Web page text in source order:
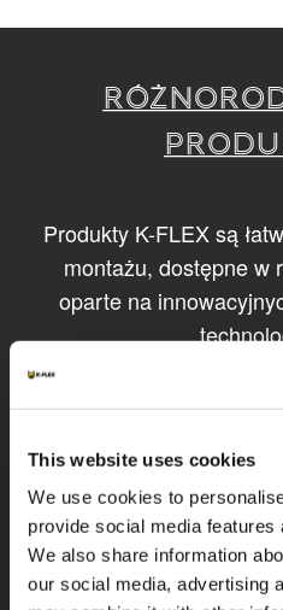
This website uses cookies
We use cookies to
provide social media
We also share information
our social media, advertising
Produkty K-FLEX są
montażu, dostępne w
oparte na